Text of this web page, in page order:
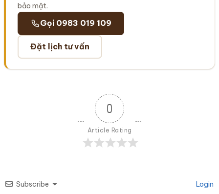
bảo mật.
Gọi 0983 019 109
Đặt lịch tư vấn
0
Article Rating
Subscribe Login